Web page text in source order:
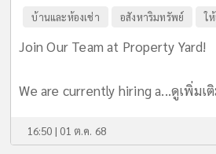
บ้านและห้องเช่า อสังหาริมทรัพย์ ใ
Join Our Team at Property Yard!
We are currently hiring a...ดูเพิ่มเ
16:50 | 01 ต.ค. 68